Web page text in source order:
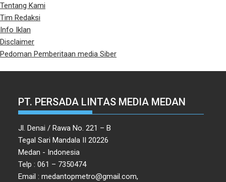
Tentang Kami
Tim Redaksi
Info Iklan
Disclaimer
Pedoman Pemberitaan media Siber
PT. PERSADA LINTAS MEDIA MEDAN
Jl. Denai / Rawa No. 221 – B
Tegal Sari Mandala II 20226
Medan - Indonesia
Telp : 061 – 7350474
Email : medantopmetro@gmail.com,